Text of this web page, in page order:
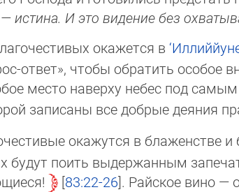
ис­ти­на. И это видение без
окажется в
ответ», чтобы обратить
место наверху небес под
запи­са­ны все добрые деяния
ока­жутся в блаженстве
будут поить выдержанным
83:22-26 . Райское вино —